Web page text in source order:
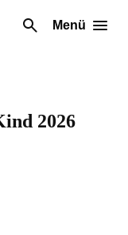
Menü
2026